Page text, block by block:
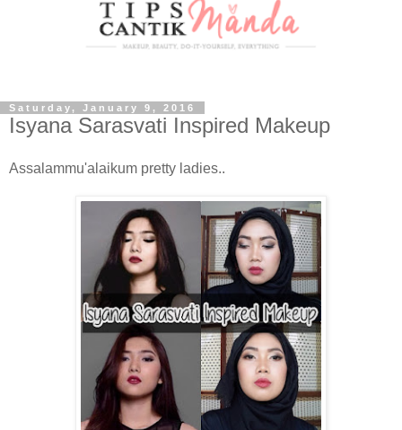
Saturday, January 9, 2016
Isyana Sarasvati Inspired Makeup
Assalammu'alaikum pretty ladies..